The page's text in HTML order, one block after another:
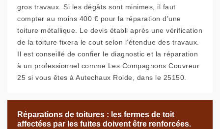
gros travaux. Si les dégâts sont minimes, il faut
compter au moins 400 € pour la réparation d’une
toiture métallique. Le devis établi après une vérification
de la toiture fixera le cout selon l’étendue des travaux.
Il est conseillé de confier le diagnostic et la réparation
à un professionnel comme Les Compagnons Couvreur
25 si vous êtes à Autechaux Roide, dans le 25150.
Réparations de toitures : les fermes de toit
affectées par les fuites doivent être renforcées.